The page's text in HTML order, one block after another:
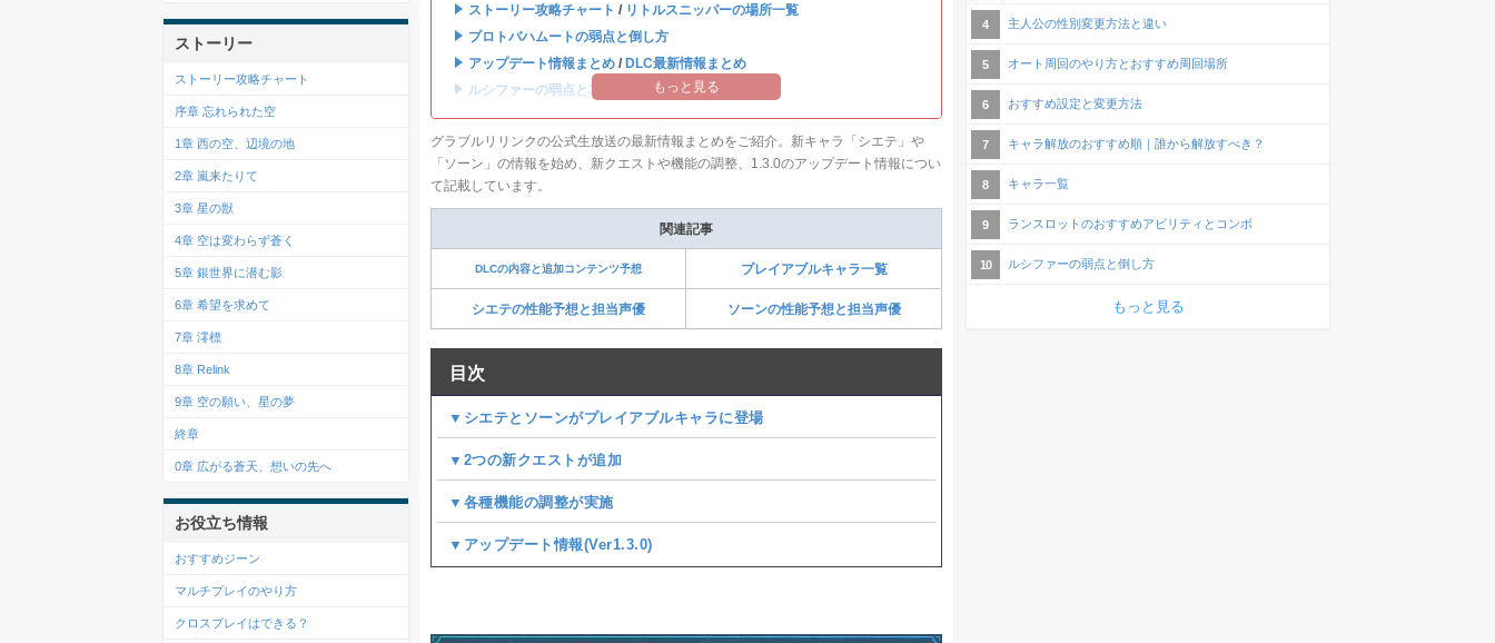
・ ストーリー攻略チャート / リトルスニッパーの場所一覧
・ プロトバハムートの弱点と倒し方
・ アップデート情報まとめ / DLC最新情報まとめ
・ ルシファーの弱点と攻略はこちらもっと見る
グラブルリリンクの公式生放送の最新情報まとめをご紹介。新キャラ「シエテ」や
「ソーン」の情報を始め、新クエストや機能の調整、1.3.0のアップデート情報につい
て記載しています。
関連記事
DLCの内容と追加コンテンツ予想 プレイアブルキャラ一覧
シエテの性能予想と担当声優 ソーンの性能予想と担当声優
目次
▼シエテとソーンがプレイアブルキャラに登場
▼2つの新クエストが追加
▼各種機能の調整が実施
▼アップデート情報(Ver1.3.0)
ストーリー
ストーリー攻略チャート
序章 忘れられた空
1章 西の空、辺境の地
2章 嵐来たりて
3章 星の獣
4章 空は変わらず蒼く
5章 銀世界に潜む影
6章 希望を求めて
7章 澪標
8章 Relink
9章 空の願い、星の夢
終章
0章 広がる蒼天、想いの先へ
お役立ち情報
おすすめジーン
マルチプレイのやり方
クロスプレイはできる？
主人公の性別変更方法と違い
オート周回のやり方とおすすめ周回場所
おすすめ設定と変更方法
キャラ解放のおすすめ順｜誰から解放すべき？
キャラ一覧
ランスロットのおすすめアビリティとコンボ
ルシファーの弱点と倒し方
もっと見る